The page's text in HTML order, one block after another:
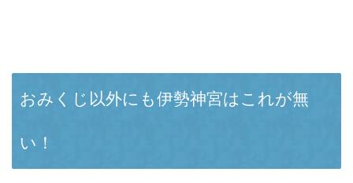
おみくじ以外にも伊勢神宮はこれが無
い！